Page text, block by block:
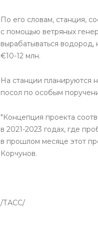
По его словам, станция,
с помощью ветряных
вырабатываться водород,
€10-12 млн.
На станции планируются
посол по особым
"Концепция проекта
в 2021-2023 годах, где
в прошлом месяце этот
Корчунов.
/ТАСС/